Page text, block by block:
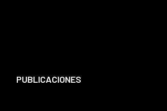
PUBLICACIONES